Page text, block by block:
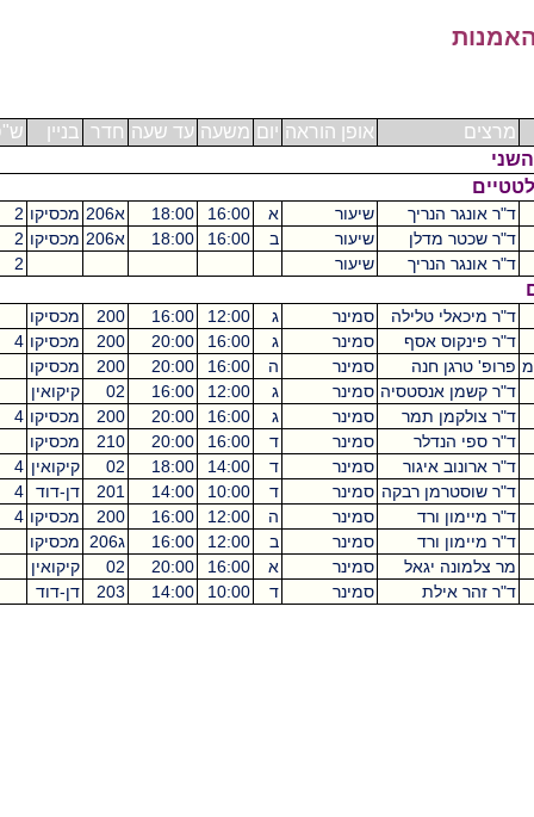
מרצים אופן הוראה יום משעה עד שעה חדר בניין
ש"ס
ד"ר אונגר הנריך שיעור 16:00
18:00 מכסיקו 2
ד"ר שכטר מדלן
שיעור 16:00
18:00 מכסיקו 2
ד"ר אונגר הנריך
שיעור
ד"ר מיכאלי טלילה סמינר 12:00
16:00
200
מכסיקו
ד"ר פינקוס אסף
סמינר 16:00
20:00
200 מכסיקו 4
פרופ' טרגן חנה
סמינר 16:00
20:00
200
מכסיקו
ד"ר קשמן אנסטסיה סמינר 12:00
16:00
02
קיקואין
ד"ר צולקמן תמר
סמינר 16:00
20:00
200 מכסיקו 4
ד"ר ספי הנדלר
סמינר 16:00
20:00
210
מכסיקו
ד"ר ארונוב איגור
סמינר 14:00
18:00
02 קיקואין 4
ד"ר שוסטרמן רבקה סמינר 10:00
14:00
201 דן-דוד
4
ד"ר מיימון ורד
סמינר 12:00
16:00
200 מכסיקו 4
ד"ר מיימון ורד
סמינר 12:00
16:00
מכסיקו
מר צלמונה יגאל
סמינר 16:00
20:00
02
קיקואין
ד"ר זהר אילת
סמינר 10:00
14:00
203 דן-דוד